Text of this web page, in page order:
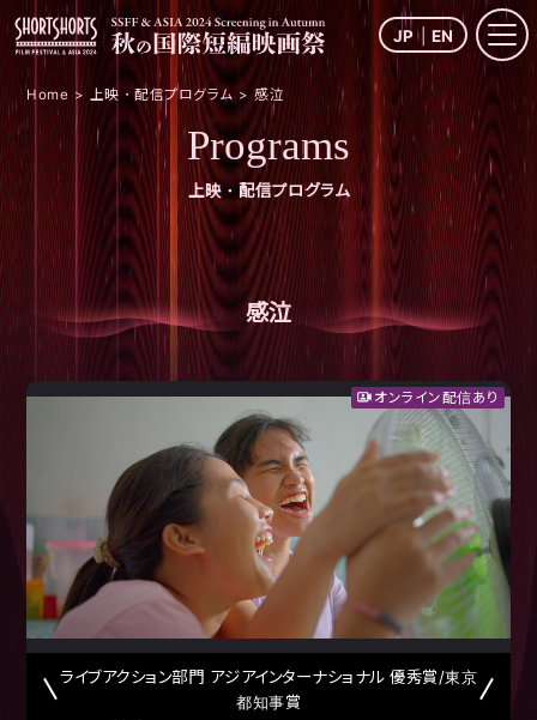
JP EN
Home 上映・配信プログラム 感泣
Programs
上映・配信プログラム
感泣
オンライン配信あり
ライブアクション部門 アジアインターナショナル 優秀賞/東京
都知事賞